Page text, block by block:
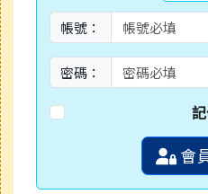
帳號：
密碼：
會